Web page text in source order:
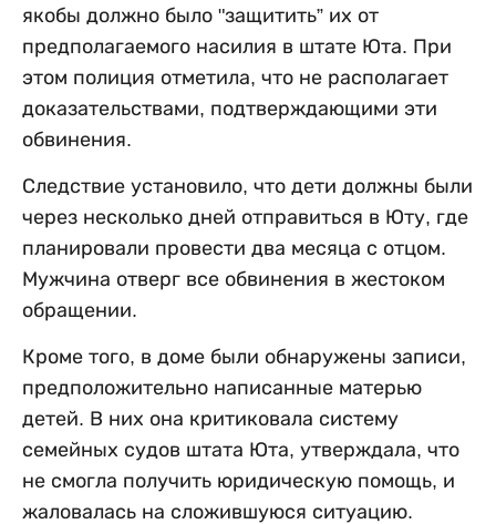
якобы должно было "защитить” их от
предполагаемого насилия в штате Юта. При
этом полиция отметила, что не располагает
доказательствами, подтверждающими эти
обвинения.
Следствие установило, что дети должны были
через несколько дней отправиться в Юту, где
планировали провести два месяца с отцом.
Мужчина отверг все обвинения в жестоком
обращении.
Кроме того, в доме были обнаружены записи,
предположительно написанные матерью
детей. В них она критиковала систему
семейных судов штата Юта, утверждала, что
не смогла получить юридическую помощь, и
жаловалась на сложившуюся ситуацию.